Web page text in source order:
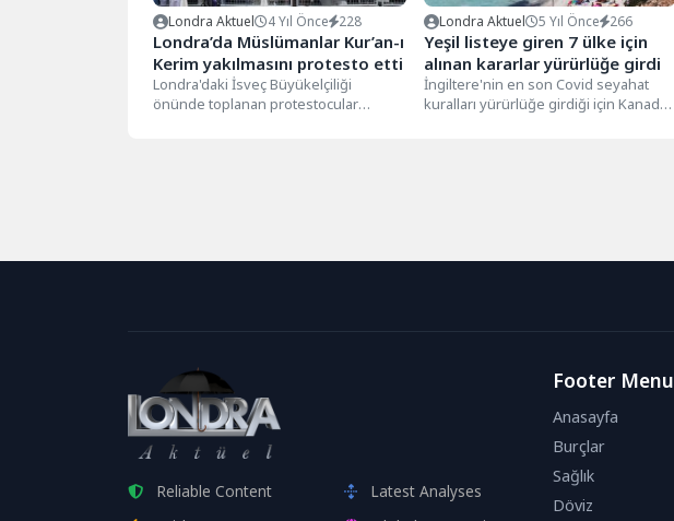
Londra Aktuel 4 Yıl Önce 228
Londra’da Müslümanlar Kur’an-ı
Kerim yakılmasını protesto etti
Londra'daki İsveç Büyükelçiliği
önünde toplanan protestocular
Londra Aktuel 5 Yıl Önce 266
Yeşil listeye giren 7 ülke için
alınan kararlar yürürlüğe girdi
İngiltere'nin en son Covid seyahat
kuralları yürürlüğe girdiği için Kanada
Reliable Content
Latest Analyses
Footer Menu
Anasayfa
Burçlar
Sağlık
Döviz